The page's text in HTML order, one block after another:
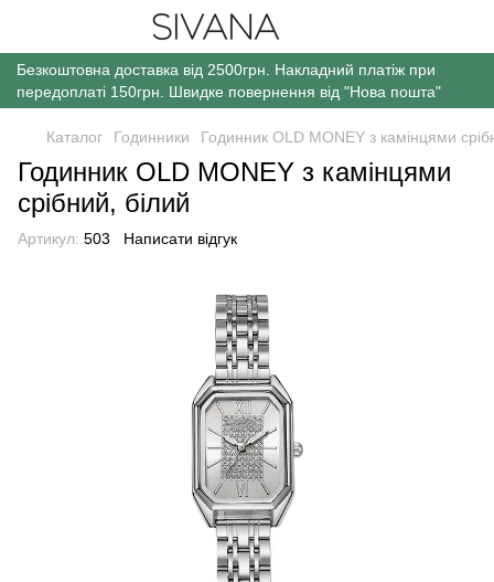
Безкоштовна доставка від 2500грн. Накладний платіж при
передоплаті 150грн. Швидке повернення від "Нова пошта"
Каталог Годинники Годинник OLD MONEY з камінцями
Годинник OLD MONEY з камінцями
срібний, білий
Артикул: 503 Написати відгук